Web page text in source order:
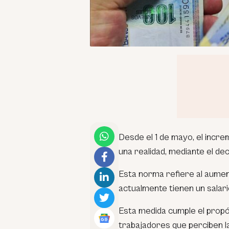
Desde el 1 de mayo, el
una realidad, mediante el
Esta norma refiere al
actualmente tienen un
Esta medida cumple el
trabajadores que perciben